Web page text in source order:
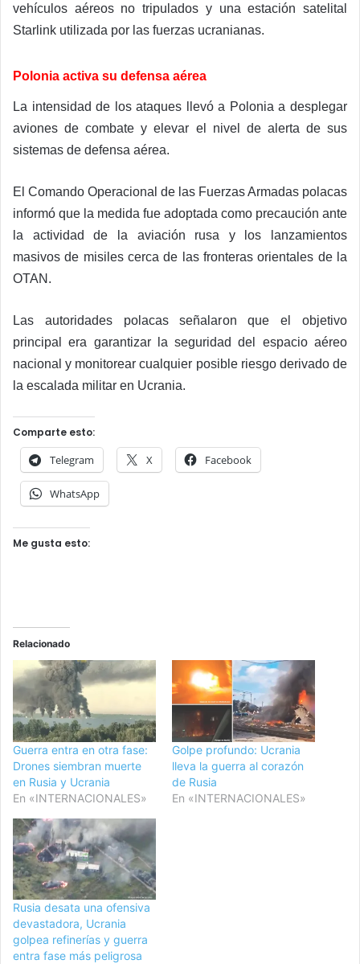
vehículos aéreos no tripulados y una estación satelital
Starlink utilizada por las fuerzas ucranianas.
Polonia activa su defensa aérea
La intensidad de los ataques llevó a Polonia a desplegar
aviones de combate y elevar el nivel de alerta de sus
sistemas de defensa aérea.
El Comando Operacional de las Fuerzas Armadas polacas
informó que la medida fue adoptada como precaución ante
la actividad de la aviación rusa y los lanzamientos
masivos de misiles cerca de las fronteras orientales de la
OTAN.
Las autoridades polacas señalaron que el objetivo
principal era garantizar la seguridad del espacio aéreo
nacional y monitorear cualquier posible riesgo derivado de
la escalada militar en Ucrania.
Comparte esto:
Telegram X Facebook
WhatsApp
Me gusta esto:
Relacionado
Guerra entra en otra fase:
Drones siembran muerte
en Rusia y Ucrania
En «INTERNACIONALES»
Golpe profundo: Ucrania
lleva la guerra al corazón
de Rusia
En «INTERNACIONALES»
Rusia desata una ofensiva
devastadora, Ucrania
golpea refinerías y guerra
entra fase más peligrosa